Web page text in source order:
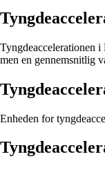
Tyngdeaccelerationen
men en gennemsnitlig
Enheden for